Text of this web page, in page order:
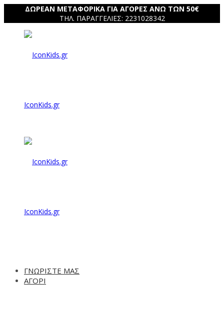
ΔΩΡΕΑΝ ΜΕΤΑΦΟΡΙΚΑ ΓΙΑ ΑΓΟΡΕΣ ΑΝΩ ΤΩΝ 50€
ΤΗΛ. ΠΑΡΑΓΓΕΛΙΕΣ: 2231028342
IconKids.gr
IconKids.gr
ΓΝΩΡΙΣΤΕ ΜΑΣ
ΑΓΟΡΙ